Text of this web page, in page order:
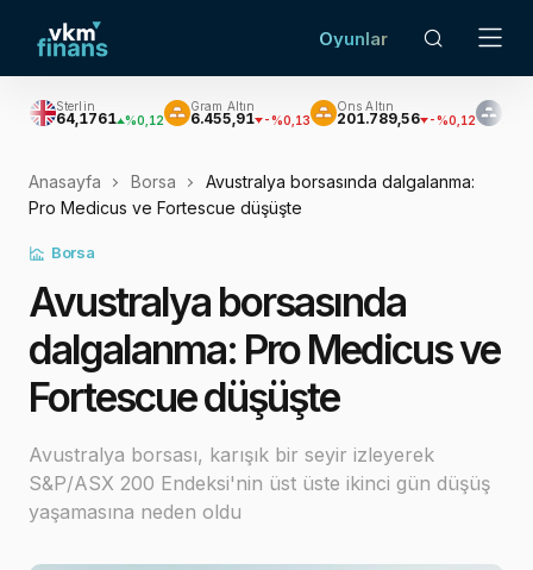
Oyunlar
%0,12
Gram Altın
6.455,91 -%0,13
Ons Altın
201.789,56 -%0,12
Gümüş
2.930,30
Anasayfa Borsa
Avustralya borsasında dalgalanma:
Pro Medicus ve Fortescue düşüşte
Borsa
Avustralya borsasında
dalgalanma: Pro Medicus ve
Fortescue düşüşte
Avustralya borsası, karışık bir seyir izleyerek
S&P/ASX 200 Endeksi'nin üst üste ikinci gün düşüş
yaşamasına neden oldu